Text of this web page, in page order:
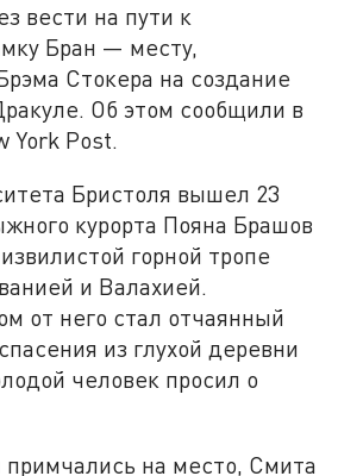
вести на пути к
Бран — месту,
Стокера на создание
Об этом сообщили в
York Post.
Бристоля вышел 23
курорта Пояна Брашов
горной тропе
и Валахией.
от него стал отчаянный
из глухой деревни
человек просил о
примчались на место, Смита